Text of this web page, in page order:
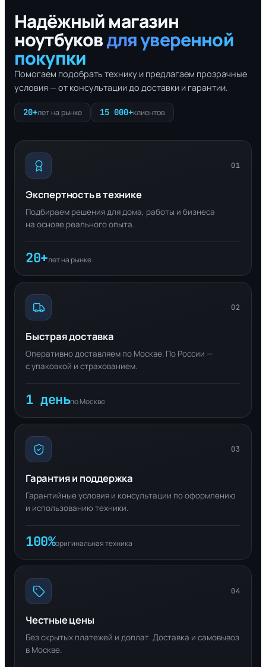
Надёжный магазин
ноутбуковдля уверенной
покупки
Помогаем подобрать технику и предлагаем прозрачные
условия — от консультации до доставки и гарантии.
20+лет на рынке 15 000+клиентов
01
Экспертность в технике
Подбираем решения для дома, работы и бизнеса
на основе реального опыта.
20+лет на рынке
02
Быстрая доставка
Оперативно доставляем по Москве. По России —
с упаковкой и страхованием.
1 деньпо Москве
03
Гарантия и поддержка
Гарантийные условия и консультации по оформлению
и использованию техники.
100%оригинальная техника
04
Честные цены
Без скрытых платежей и доплат. Доставка и самовывоз
в Москве.